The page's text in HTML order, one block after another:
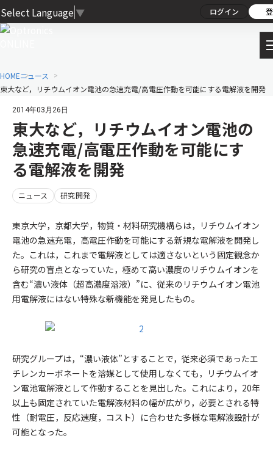
Select Language ▼ ログイン
HOMEニュース
東大など，リチウムイオン電池の急速充電/高電圧作動を可能にする電解液を開発
2014年03月26日
東大など，リチウムイオン電池の
急速充電/高電圧作動を可能にす
る電解液を開発
ニュース 研究開発
東京大学，京都大学，物質・材料研究機構らは，リチウムイオン
電池の急速充電，高電圧作動を可能にする新規な電解液を開発し
た。これは，これまで電解液としては適さないという固定観念か
ら研究の盲点となっていた，極めて高い濃度のリチウムイオンを
含む“濃い液体（超高濃度溶液）”に、従来のリチウムイオン電池
用電解液にはない特殊な新機能を発見したもの。
研究グループは，“濃い液体”とすることで，従来必須であったエ
チレンカーボネートを溶媒として使用しなくても，リチウムイオ
ン電池電解液として作動することを見出した。これにより，20年
以上も固定されていた電解液材料の幅が広がり，必要とされる特
性（耐電圧，反応速度，コスト）に合わせた多様な電解液設計が
可能となった。